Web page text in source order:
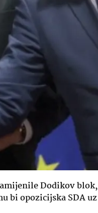
Dodikov blok,
bi opozicijska SDA uz